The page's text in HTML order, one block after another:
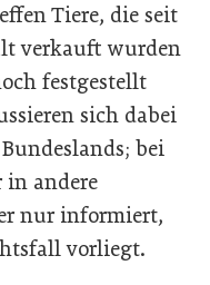
Tiere, die seit
verkauft wurden
festgestellt
sich dabei
bei
in andere
nur informiert,
vorliegt.